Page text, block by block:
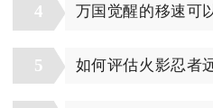
4 万国觉醒的移速可
5 如何评估火影忍者